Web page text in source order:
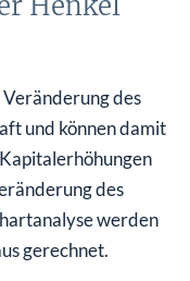
des
und können damit
des
werden
gerechnet.